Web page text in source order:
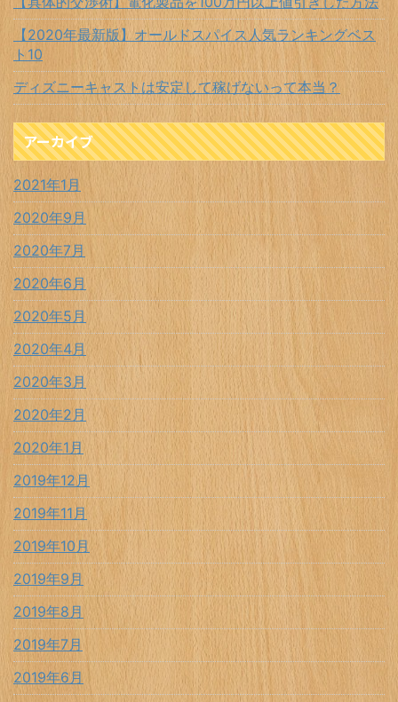
【2020年最新版】オールドスパイス人気ランキングベス
ト10
ディズニーキャストは安定して稼げないって本当？
アーカイブ
2021年1月
2020年9月
2020年7月
2020年6月
2020年5月
2020年4月
2020年3月
2020年2月
2020年1月
2019年12月
2019年11月
2019年10月
2019年9月
2019年8月
2019年7月
2019年6月